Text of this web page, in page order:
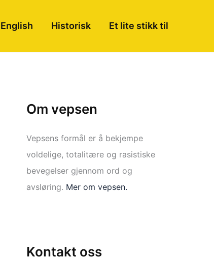
English Historisk Et lite stikk til
Om vepsen
Vepsens formål er å bekjempe
voldelige, totalitære og rasistiske
bevegelser gjennom ord og
avsløring. Mer om vepsen.
Kontakt oss